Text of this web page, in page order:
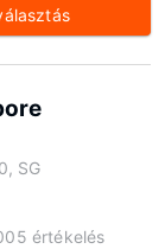
SG
értékelés